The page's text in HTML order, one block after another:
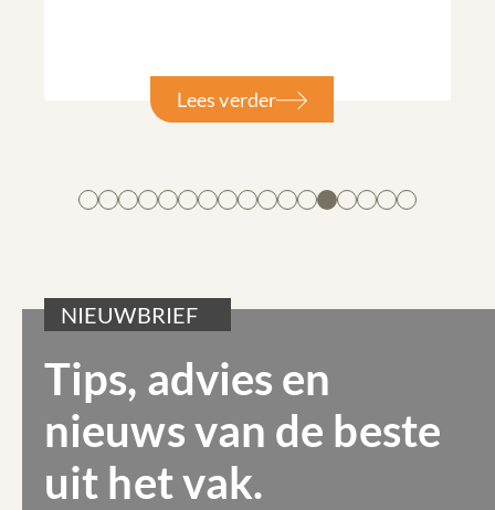
Lees verder
NIEUWBRIEF
Tips, advies en
nieuws van de beste
uit het vak.